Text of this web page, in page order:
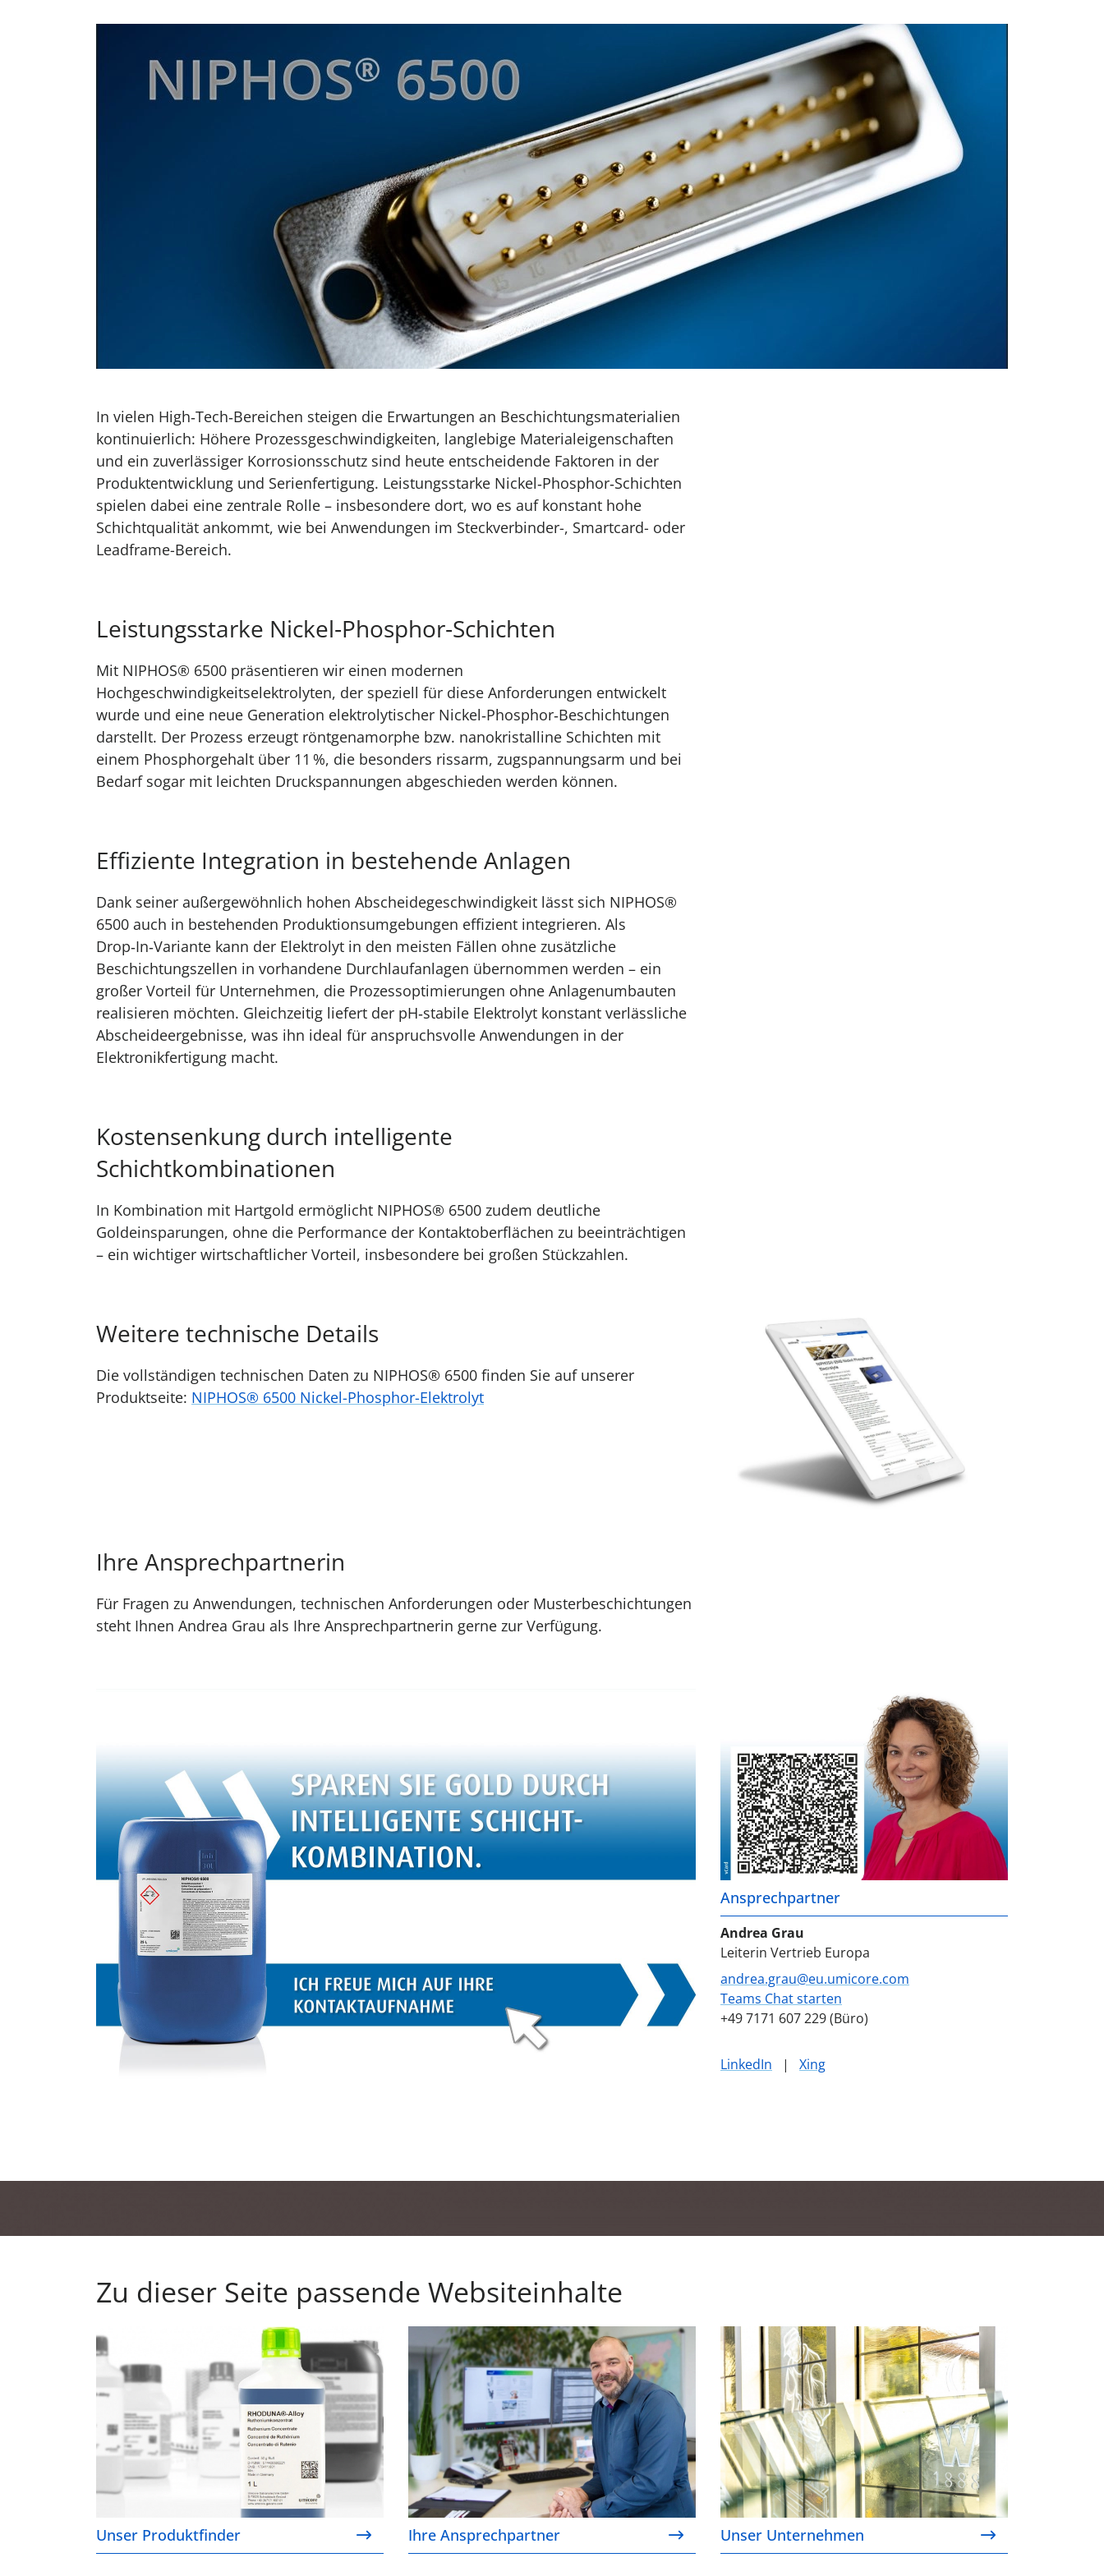
In vielen High‑Tech‑Bereichen steigen die Erwartungen an Beschichtungsmaterialien
kontinuierlich: Höhere Prozessgeschwindigkeiten, langlebige Materialeigenschaften
und ein zuverlässiger Korrosionsschutz sind heute entscheidende Faktoren in der
Produktentwicklung und Serienfertigung. Leistungsstarke Nickel‑Phosphor‑Schichten
spielen dabei eine zentrale Rolle – insbesondere dort, wo es auf konstant hohe
Schichtqualität ankommt, wie bei Anwendungen im Steckverbinder-, Smartcard- oder
Leadframe-Bereich.
Leistungsstarke Nickel‑Phosphor‑Schichten
Mit NIPHOS® 6500 präsentieren wir einen modernen
Hochgeschwindigkeitselektrolyten, der speziell für diese Anforderungen entwickelt
wurde und eine neue Generation elektrolytischer Nickel‑Phosphor‑Beschichtungen
darstellt. Der Prozess erzeugt röntgenamorphe bzw. nanokristalline Schichten mit
einem Phosphorgehalt über 11 %, die besonders rissarm, zugspannungsarm und bei
Bedarf sogar mit leichten Druckspannungen abgeschieden werden können.
Effiziente Integration in bestehende Anlagen
Dank seiner außergewöhnlich hohen Abscheidegeschwindigkeit lässt sich NIPHOS®
6500 auch in bestehenden Produktionsumgebungen effizient integrieren. Als
Drop‑In‑Variante kann der Elektrolyt in den meisten Fällen ohne zusätzliche
Beschichtungszellen in vorhandene Durchlaufanlagen übernommen werden – ein
großer Vorteil für Unternehmen, die Prozessoptimierungen ohne Anlagenumbauten
realisieren möchten. Gleichzeitig liefert der pH‑stabile Elektrolyt konstant verlässliche
Abscheideergebnisse, was ihn ideal für anspruchsvolle Anwendungen in der
Elektronikfertigung macht.
Kostensenkung durch intelligente
Schichtkombinationen
In Kombination mit Hartgold ermöglicht NIPHOS® 6500 zudem deutliche
Goldeinsparungen, ohne die Performance der Kontaktoberflächen zu beeinträchtigen
– ein wichtiger wirtschaftlicher Vorteil, insbesondere bei großen Stückzahlen.
Weitere technische Details
Die vollständigen technischen Daten zu NIPHOS® 6500 finden Sie auf unserer
Produktseite: NIPHOS® 6500 Nickel-Phosphor-Elektrolyt
Ihre Ansprechpartnerin
Für Fragen zu Anwendungen, technischen Anforderungen oder Musterbeschichtungen
steht Ihnen Andrea Grau als Ihre Ansprechpartnerin gerne zur Verfügung.
Ansprechpartner
Andrea Grau
Leiterin Vertrieb Europa
andrea.grau@eu.umicore.com
Teams Chat starten
+49 7171 607 229 (Büro)
LinkedIn | Xing
Zu dieser Seite passende Websiteinhalte
Unser Produktfinder
Unser Produktfinder
Ihre Ansprechpartner
Ihre Ansprechpartner
Unser Unternehmen
Unser Unternehmen